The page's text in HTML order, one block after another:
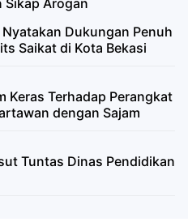
Nyatakan Dukungan Penuh
Saikat di Kota Bekasi
Keras Terhadap Perangkat
dengan Sajam
Tuntas Dinas Pendidikan